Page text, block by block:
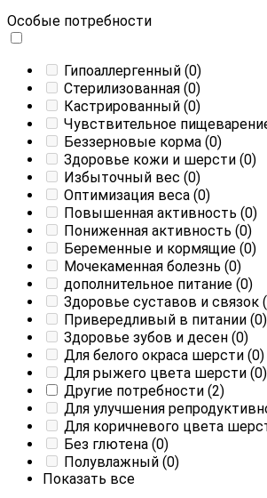
Особые потребности
Гипоаллергенный (0)
Стерилизованная (0)
Кастрированный (0)
Чувствительное
Беззерновые корма (0)
Здоровье кожи и шерсти (0)
Избыточный вес (0)
Оптимизация веса (0)
Повышенная активность (0)
Пониженная активность (0)
Беременные и кормящие (0)
Мочекаменная болезнь (0)
дополнительное питание (0)
Здоровье суставов и связок
Привередливый в питании (0)
Здоровье зубов и десен (0)
Для белого окраса шерсти (0)
Для рыжего цвета шерсти (0)
Другие потребности (2)
Для улучшения
Для коричневого цвета
Без глютена (0)
Полувлажный (0)
Показать все